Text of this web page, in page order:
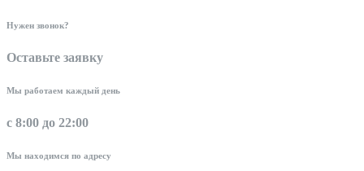
Нужен звонок?
Оставьте заявку
Мы работаем каждый день
с 8:00 до 22:00
Мы находимся по адресу